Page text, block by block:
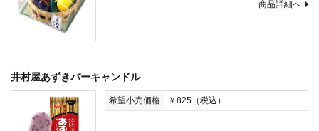
商品詳細へ
井村屋あずきバーキャンドル
希望小売価格 ￥825（税込）